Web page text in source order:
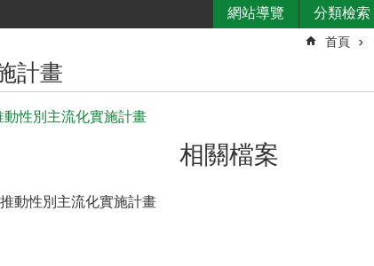
網站導覽 分類檢索
首頁
計畫
性別主流化實施計畫
相關檔案
動性別主流化實施計畫